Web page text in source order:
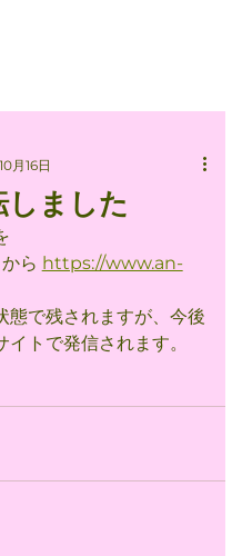
ました
月16日
ら https://www.an-
態で残されますが、今後
トで発信されます。